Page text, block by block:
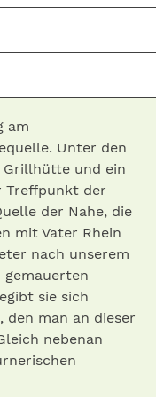
am
Unter den
Grillhütte und ein
Treffpunkt der
der Nahe, die
mit Vater Rhein
nach unserem
gemauerten
sie sich
den man an dieser
nebenan